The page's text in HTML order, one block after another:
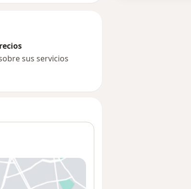
sus servicios
pestaña